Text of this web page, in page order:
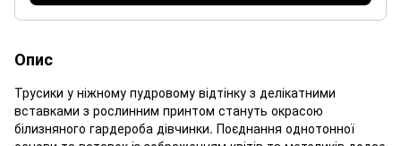
Опис
Трусики у ніжному пудровому відтінку з делікатними
вставками з рослинним принтом стануть окрасою
білизняного гардероба дівчинки. Поєднання однотонної